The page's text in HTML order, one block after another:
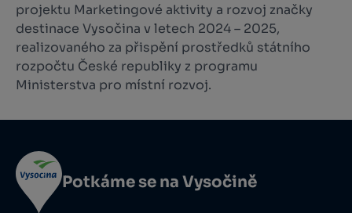
projektu Marketingové aktivity a rozvoj značky
destinace Vysočina v letech 2024 – 2025,
realizovaného za přispění prostředků státního
rozpočtu České republiky z programu
Ministerstva pro místní rozvoj.
Potkáme se na Vysočině